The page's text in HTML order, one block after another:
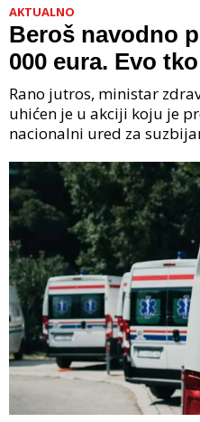
AKTUALNO
Beroš navodno
000 eura. Evo
na čelu
Rano jutros, ministar
uhićen je u akciji koju je
nacionalni ured za
priopćenju USKOK